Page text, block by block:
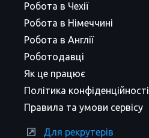
Робота в Чехії
Робота в Німеччині
Робота в Англії
Роботодавці
Як це працює
Політика конфіденційності
Правила та умови сервісу
Для рекрутерів